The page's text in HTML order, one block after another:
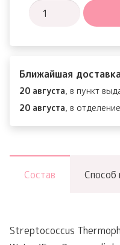
Количество
Solution
Biome
water
cream
Ближайшая
20 августа, в пункт
20 августа, в
Состав Способ
Streptococcus